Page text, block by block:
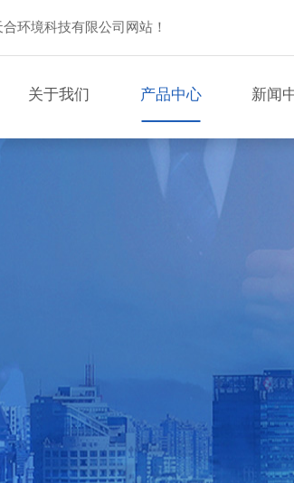
环境科技有限公司网站！
关于我们 产品中心 新闻